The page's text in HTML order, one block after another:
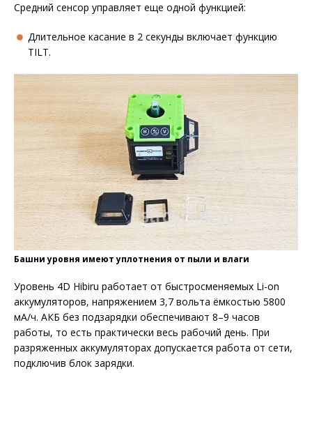
Средний сенсор управляет еще одной функцией:
Длительное касание в 2 секунды включает функцию
TILT.
Башни уровня имеют уплотнения от пыли и влаги
Уровень 4D Hibiru работает от быстросменяемых Li-on
аккумуляторов, напряжением 3,7 вольта ёмкостью 5800
мА/ч. АКБ без подзарядки обеспечивают 8–9 часов
работы, то есть практически весь рабочий день. При
разряженных аккумуляторах допускается работа от сети,
подключив блок зарядки.